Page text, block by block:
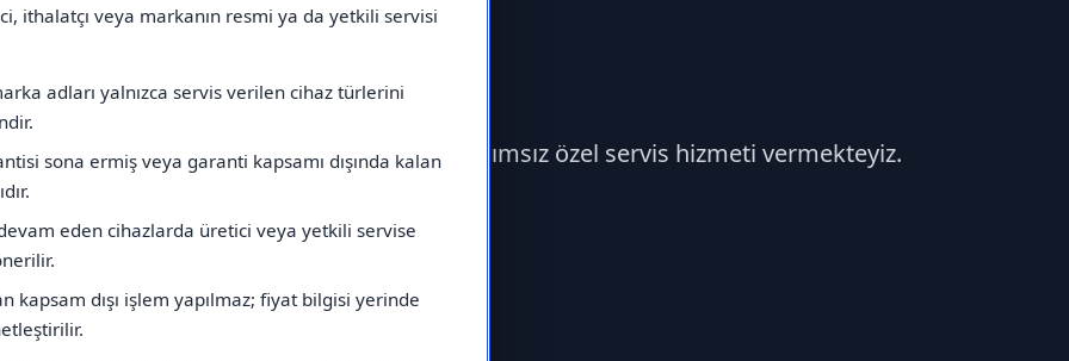
ithalatçı veya markanın resmi ya da yetkili servisi
adları yalnızca servis verilen cihaz türlerini
sona ermiş veya garanti kapsamı dışında kalan
eden cihazlarda üretici veya yetkili servise
kapsam dışı işlem yapılmaz; fiyat bilgisi yerinde
Servisi çağırabilirsiniz.Markadan bağımsız özel servis hizmeti vermekteyiz.